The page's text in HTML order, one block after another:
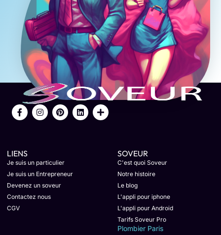
LIENS
Je suis un particulier
Je suis un Entrepreneur
Devenez un soveur
Contactez nous
CGV
SOVEUR
C'est quoi Soveur
Notre histoire
Le blog
L'appli pour iphone
L'appli pour Android
Tarifs Soveur Pro
Plombier Paris